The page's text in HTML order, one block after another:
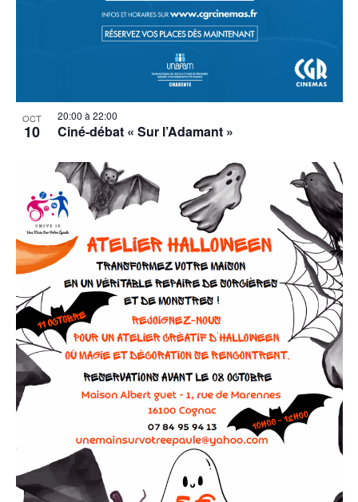
OCT
10 Ciné-débat « Sur l’Adamant »
20:00 à 22:00